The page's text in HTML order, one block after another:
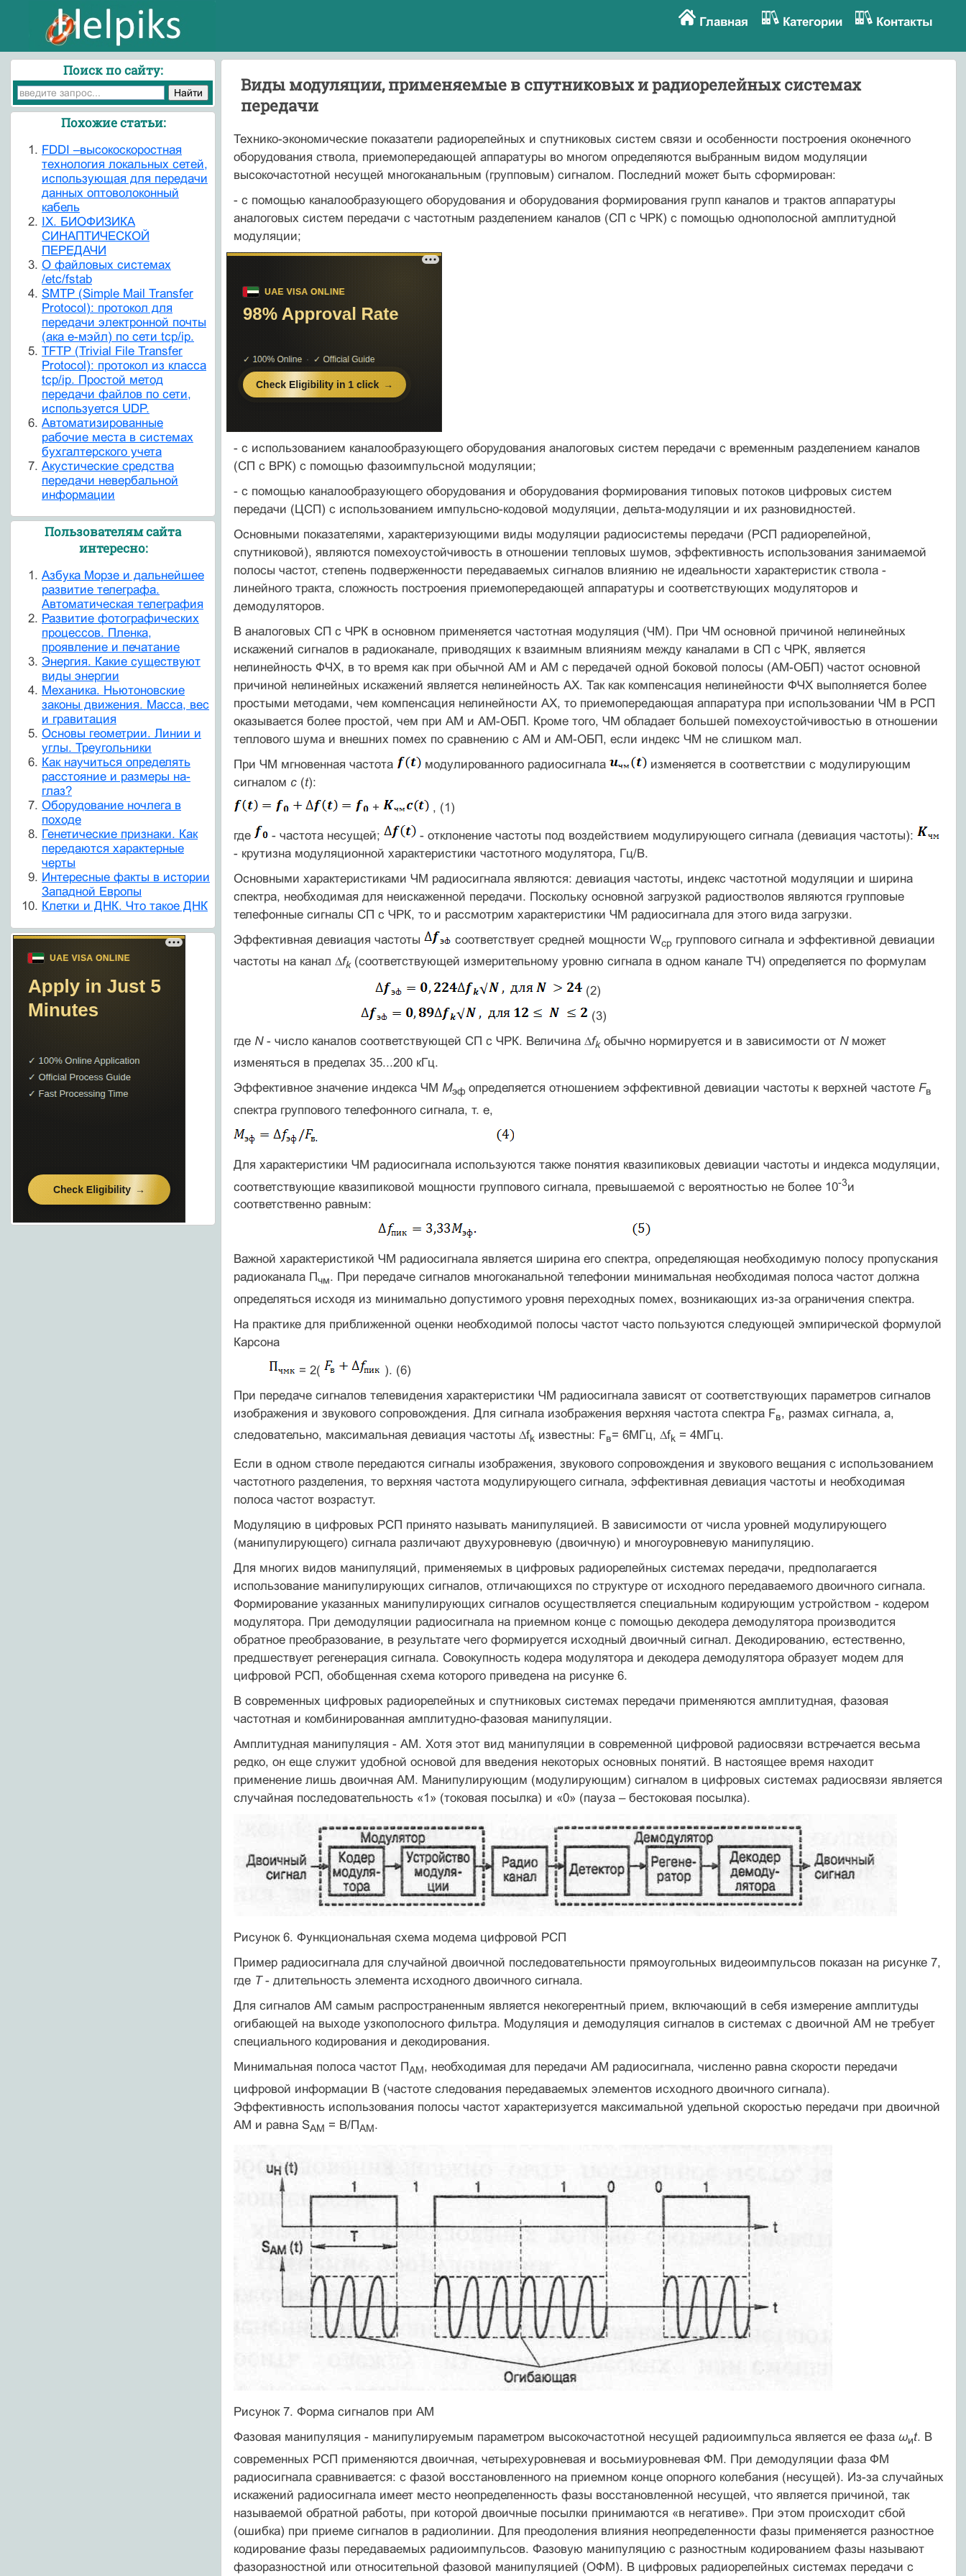
Главная Категории Контакты
Виды модуляции, применяемые в спутниковых и радиорелейных системах
передачи
Технико-экономические показатели радиорелейных и спут­никовых систем связи и особенности построения оконечного
оборудования ствола, приемопередающей аппаратуры во многом определяются выбранным видом модуляции
высокочастот­ной несущей многоканальным (групповым) сигналом. Последний может быть сформирован:
- с помощью каналообразующего оборудования и оборудования формирования групп каналов и трактов аппаратуры
аналоговых систем передачи с частотным разделением каналов (СП с ЧРК) с помощью однополосной амплитудной
модуляции;
- с использованием каналообразующего оборудования анало­говых систем передачи с временным разделением каналов
(СП с ВРК) с помощью фазоимпульсной модуляции;
- с помощью каналообразующего оборудования и оборудования формирования типовых потоков цифровых систем
передачи (ЦСП) с использованием импульсно-кодовой модуляции, дельта-модуляции и их разновидностей.
Основными показателями, характеризующими виды модуляции радиосистемы передачи (РСП радиорелейной,
спутниковой), являются поме­хоустойчивость в отношении тепловых шумов, эффективность исполь­зования занимаемой
полосы частот, степень подверженности переда­ваемых сигналов влиянию не идеальности характеристик ствола -
линейного тракта, сложность построения приемопередающей аппа­ратуры и соответствующих модуляторов и
демодуляторов.
В аналоговых СП с ЧРК в основном применяется частотная модуля­ция (ЧМ). При ЧМ основной причиной нелинейных
искажений сигналов в радиоканале, приводящих к взаимным влияниям между каналами в СП с ЧРК, является
нелинейность ФЧХ, в то время как при обычной AM и AM с передачей одной боковой полосы (АМ-ОБП) частот основной
причиной нелинейных искажений является нелинейность АХ. Так как компенсация нелинейности ФЧХ выполняется более
простыми методами, чем компенсация нелинейности АХ, то приемопередаю­щая аппаратура при использовании ЧМ в РСП
оказывается более простой, чем при AM и АМ-ОБП. Кроме того, ЧМ обладает большей помехоустойчивостью в отношении
теплового шума и внешних помех по сравнению с AM и АМ-ОБП, если индекс ЧМ не слишком мал.
При ЧМ мгновенная частота
модулированного радиосигнала
изменяется в соответствии с модулирующим
сигналом с (t):
+
, (1)
где - частота несущей;
- отклонение частоты под воздейст­вием модулирующего сигнала (девиация частоты):
- крутизна модуляционной характеристики частотного модулятора, Гц/В.
Основными характеристиками ЧМ радиосигнала являются: де­виация частоты, индекс частотной модуляции и ширина
спектра, необходимая для неискаженной передачи. Поскольку основной загрузкой радиостволов являются групповые
телефонные сигналы СП с ЧРК, то и рассмотрим характеристики ЧМ радиосигнала для этого вида загрузки.
Эффективная девиация частоты
соответствует средней мощности Wсргруппового сигнала и эффективной девиации
частоты на канал ∆fk (соответствующей измерительному уровню сигнала в одном канале TЧ) определяется по формулам
(2)
(3)
где N- число каналов соответствующей СП с ЧРК. Величина ∆fk обычно нормируется и в зависимости от Nможет
изменяться в пределах 35...200 кГц.
Эффективное значение индекса ЧМ Мэф определяется отноше­нием эффективной девиации частоты к верхней частоте Fв
спектра группового телефонного сигнала, т. е,
Для характеристики ЧМ радиосигнала используются также понятия квазипиковых девиации частоты и индекса модуляции,
соответст­вующие квазипиковой мощности группового сигнала, превышаемой с вероятностью не более 10-3и
соответственно равным:
Важной характеристикой ЧМ радиосигнала является ширина его спектра, определяющая необходимую полосу пропускания
радиока­нала Пчм. При передаче сигналов многоканальной телефонии мини­мальная необходимая полоса частот должна
определяться исходя из минимально допустимого уровня переходных помех, возникающих из-за ограничения спектра.
На практике для приближенной оценки необходимой полосы час­тот часто пользуются следующей эмпирической формулой
Карсона
= 2(
). (6)
При передаче сигналов телевидения характеристики ЧМ радио­сигнала зависят от соответствующих параметров сигналов
изобра­жения и звукового сопровождения. Для сигнала изображения верх­няя частота спектра Fв, размах сигнала, а,
следовательно, макси­мальная девиация частоты ∆fkизвестны: Fв= 6МГц, ∆fk= 4МГц.
Если в одном стволе передаются сигналы изображения, звуково­го сопровождения и звукового вещания с использованием
частотно­го разделения, то верхняя частота модулирующего сигнала, эффек­тивная девиация частоты и необходимая
полоса частот возрастут.
Модуляцию в цифровых РСП принято называть манипуляцией. В зависимости от числа уровней модулирующего
(манипулирующего) сигнала различают двухуров­невую (двоичную) и многоуровневую манипуляцию.
Для многих видов манипуляций, применяемых в цифровых ра­диорелейных системах передачи, предполагается
использование манипулирующих сигналов, отличающихся по структуре от исходно­го передаваемого двоичного сигнала.
Формирование указанных манипулирующих сигналов осуществляется специальным кодирую­щим устройством - кодером
модулятора. При демодуляции радио­сигнала на приемном конце с помощью декодера демодулятора производится
обратное преобразование, в результате чего форми­руется исходный двоичный сигнал. Декодированию, естественно,
предшествует регенерация сигнала. Совокупность кодера модуля­тора и декодера демодулятора образует модем для
цифровой РСП, обобщенная схема которого приведена на рисунке 6.
В современных цифровых радиорелейных и спутниковых системах передачи применяются амплитудная, фазовая
частотная и комбини­рованная амплитудно-фазовая манипуляции.
Амплитудная манипуляция - AM. Хотя этот вид манипуляции в современной цифровой радиосвязи встречается весьма
редко, он еще служит удобной основой для введения некоторых основных понятий. В настоящее время находит
применение лишь двоичная AM. Манипулирующим (модулирующим) сигналом в цифровых систе­мах радиосвязи является
случайная последовательность «1» (токовая посылка) и «0» (пауза – бестоковая посылка).
Рисунок 6. Функциональная схема модема цифровой РСП
Пример радиосигнала для случайной двоичной последователь­ности прямоугольных видеоимпульсов показан на рисунке 7,
где Т- длительность элемента исходного двоичного сигнала.
Для сигналов AM самым распространенным является некоге­рентный прием, включающий в себя измерение амплитуды
оги­бающей на выходе узкополосного фильтра. Модуляция и демоду­ляция сигналов в системах с двоичной AM не требует
специального кодирования и декодирования.
Минимальная полоса частот ПАМ, необходимая для передачи AM радиосигнала, численно равна скорости передачи
цифровой информации В (частоте следования передаваемых элементов исходного двоичного сигнала).
Эффективность использования полосы частот характеризуется максимальной удельной скоростью передачи при двоичной
AM и равна SАМ = В/ПАМ.
Рисунок 7. Форма сигналов при АМ
Фазовая манипуляция - манипулируемым параметром высокочастотной несущей радиоимпульса является ее фаза ωиt. В
современных РСП применяются двоичная, четырехуровневая и восьмиуровневая ФМ. При демодуляции фаза ФМ
радиосигнала сравнивается: с фазой восстановленного на приемном конце опорного колебания (несущей). Из-за случайных
искажений радиосигна­ла имеет место неопределенность фазы восстановленной несущей, что является причиной, так
называемой обратной работы, при которой двоичные посылки принимаются «в негативе». При этом происходит сбой
(ошибка) при приеме сигналов в радиолинии. Для преодоления влияния неопределенности фазы применяется разностное
кодирование фазы передаваемых радиоимпульсов. Фазовую мани­пуляцию с разностным кодированием фазы называют
фазоразностной или относительной фазовой манипуляцией (ОФМ). В циф­ровых радиорелейных системах передачи с
Поиск по сайту:
Похожие статьи:
FDDI –высокоскоростная
технология локальных сетей,
использующая для передачи
данных оптоволоконный
кабель
IX. БИОФИЗИКА
СИНАПТИЧЕСКОЙ
ПЕРЕДАЧИ
O файловых системах
/etc/fstab
SMTP (Simple Mail Transfer
Protocol): протокол для
передачи электронной почты
(ака е-мэйл) по сети tcp/ip.
TFTP (Trivial File Transfer
Protocol): протокол из класса
tcp/ip. Простой метод
передачи файлов по сети,
используется UDP.
Автоматизированные
рабочие места в системах
бухгалтерского учета
Акустические средства
передачи невербальной
информации
Пользователям сайта
интересно:
Азбука Морзе и дальнейшее
развитие телеграфа.
Автоматическая телеграфия
Развитие фотографических
процессов. Пленка,
проявление и печатание
Энергия. Какие существуют
виды энергии
Механика. Ньютоновские
законы движения. Масса, вес
и гравитация
Основы геометрии. Линии и
углы. Треугольники
Как научиться определять
расстояние и размеры на-
глаз?
Оборудование ночлега в
походе
Генетические признаки. Как
передаются характерные
черты
Интересные факты в истории
Западной Европы
Клетки и ДНК. Что такое ДНК